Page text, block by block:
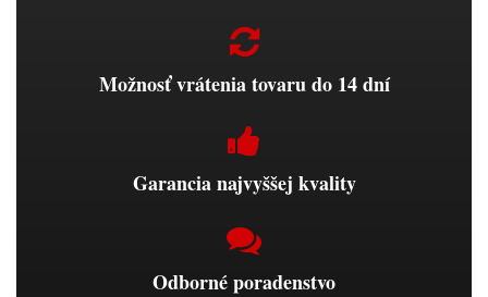
Možnosť vrátenia tovaru do 14 dní
Garancia najvyššej kvality
Odborné poradenstvo